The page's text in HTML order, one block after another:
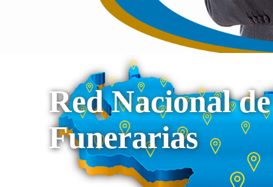
Red Nacional de
Funerarias